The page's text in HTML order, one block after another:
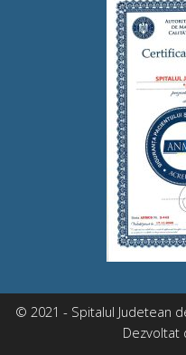
© 2021 - Spitalul Judetean
Dezvoltat